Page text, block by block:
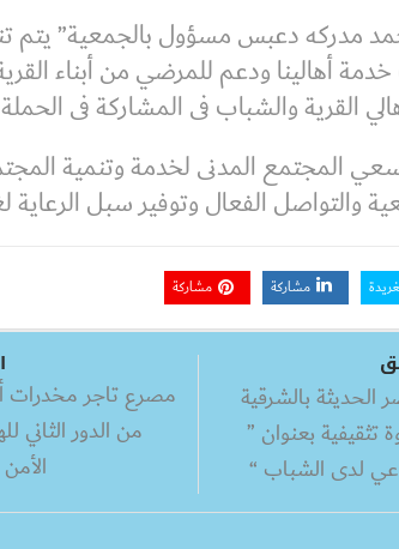
مدركه دعبس مسؤول بالجمعية” يتم
خدمة أهالينا ودعم للمرضي من أبناء
القرية والشباب فى المشاركة فى الحملة
المجتمع المدنى لخدمة وتنمية
والتواصل الفعال وتوفير سبل الرعاية
مشاركة مشاركة
بالشرقية
تثقيفية بعنوان ”
لدى الشباب “
مصرع تاجر مخدرات
من الدور الثاني